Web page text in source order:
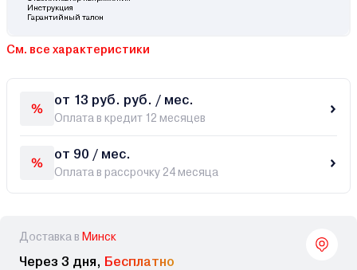
Инструкция
Гарантийный талон
См. все характеристики
от 13 руб. руб. / мес.
Оплата в кредит 12 месяцев
от 90 / мес.
Оплата в рассрочку 24 месяца
Доставка в Минск
Через 3 дня, Бесплатно